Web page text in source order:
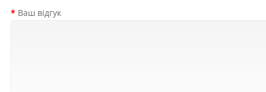
Ваш відгук